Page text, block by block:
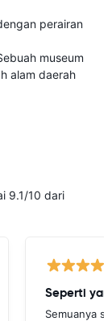
perairan
museum
alam daerah
9.1/10 dari
Seperti
Semuanya